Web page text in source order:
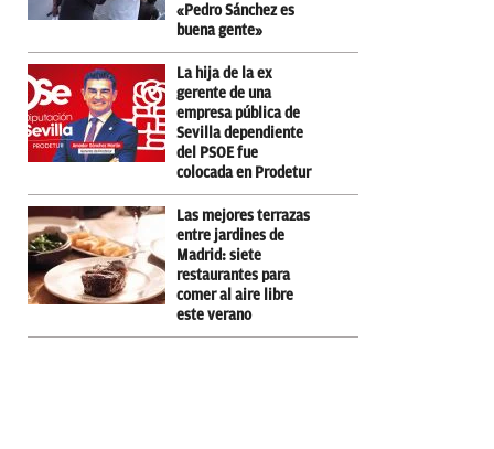
«Pedro Sánchez es
buena gente»
La hija de la ex
gerente de una
empresa pública de
Sevilla dependiente
del PSOE fue
colocada en Prodetur
Las mejores terrazas
entre jardines de
Madrid: siete
restaurantes para
comer al aire libre
este verano